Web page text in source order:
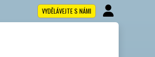
VYDĚLÁVEJTE S NÁMI